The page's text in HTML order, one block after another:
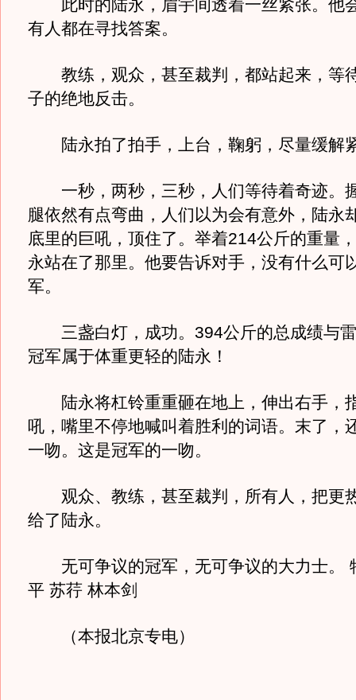
此时的陆永，眉宇间透着一丝紧张。他
有人都在寻找答案。
教练，观众，甚至裁判，都站起来，等
子的绝地反击。
陆永拍了拍手，上台，鞠躬，尽量缓解
一秒，两秒，三秒，人们等待着奇迹。
腿依然有点弯曲，人们以为会有意外，陆永
底里的巨吼，顶住了。举着214公斤的重量
永站在了那里。他要告诉对手，没有什么可
军。
三盏白灯，成功。394公斤的总成绩与雷
冠军属于体重更轻的陆永！
陆永将杠铃重重砸在地上，伸出右手，
吼，嘴里不停地喊叫着胜利的词语。末了，
一吻。这是冠军的一吻。
观众、教练，甚至裁判，所有人，把更
给了陆永。
无可争议的冠军，无可争议的大力士。
平 苏荇 林本剑
（本报北京专电）